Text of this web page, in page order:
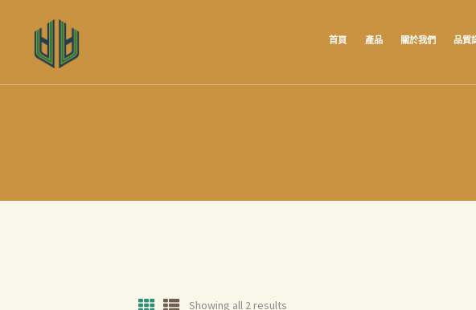
首頁 產品 關於我們 品質
Showing all 2 results